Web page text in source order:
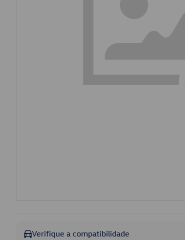
Verifique a compatibilidade